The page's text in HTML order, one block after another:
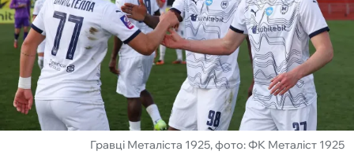
ФУТЗАЛ
ІНШІ
БУКМЕКЕРИ
Гравці Металіста 1925, фото: ФК Металіст 1925